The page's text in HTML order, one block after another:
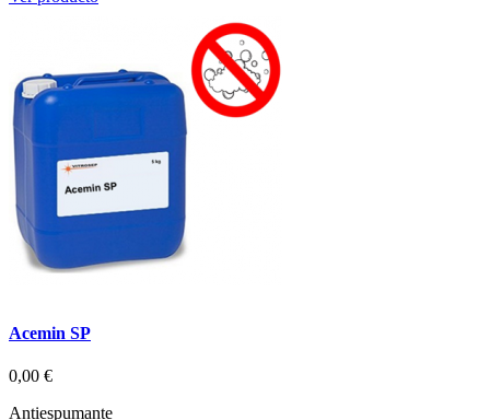
Acemin SP
0,00 €
Antiespumante